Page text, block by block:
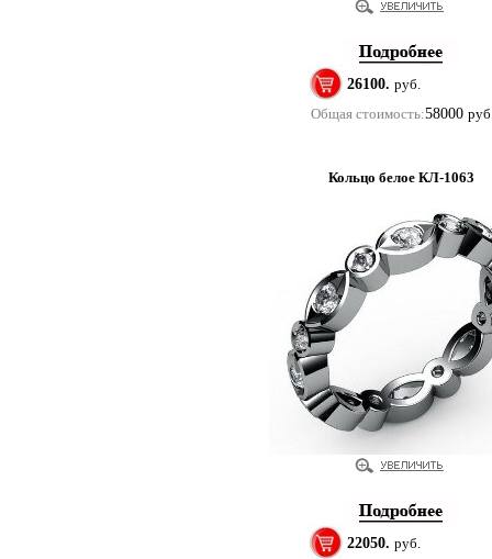
26100. руб.
Общая стоимость:58000
Кольцо белое КЛ-1063
22050. руб.